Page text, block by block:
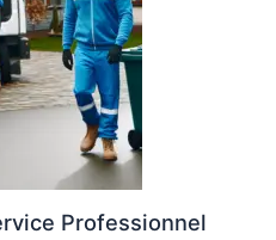
Professionnel